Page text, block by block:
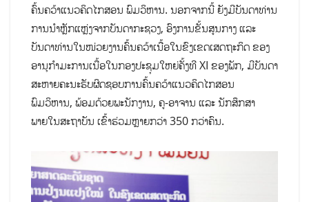
ຄົ້ນຄວ້າແນວຄິດໄກສອນ ພົມວິຫານ. ນອກຈາກນີ້ ຍັງມີບັນດາທ່ານ
ການນຳຫຼັກແຫຼ່ງຈາກບັນດາກະຊວງ, ອົງການຂັ້ນສູນກາງ ແລະ
ບັນດາທ່ານໃນໜ່ວຍງານຄົ້ນຄວ້າເນື້ອໃນຂົງເຂດເສດຖະກິດ ຂອງ
ອານຸກຳມະການເນື້ອໃນກອງປະຊຸມໃຫຍ່ຄັ້ງທີ XI ຂອງພັກ, ມີບັນດາ
ສະຫາຍຄະນະຮັບຜິດຊອບການຄົ້ນຄວ້າແນວຄິດໄກສອນ
ພົມວິຫານ, ພ້ອມດ້ວຍພະນັກງານ, ຄູ-ອາຈານ ແລະ ນັກສຶກສາ
ພາຍໃນສະຖາບັນ ເຂົ້າຮ່ວມຫຼາຍກວ່າ 350 ກວ່າຄົນ.